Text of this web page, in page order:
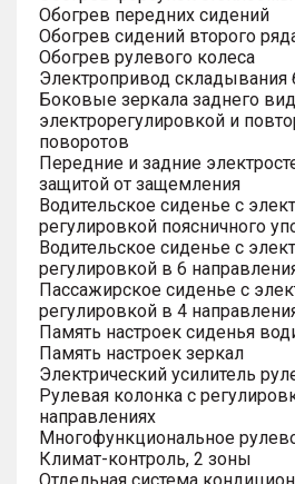
Обогрев передних сидений
Обогрев сидений второго
Обогрев рулевого колеса
Электропривод складывания
Боковые зеркала заднего
электрорегулировкой и
поворотов
Передние и задние
защитой от защемления
Водительское сиденье с
регулировкой поясничного
Водительское сиденье с
регулировкой в 6
Пассажирское сиденье с
регулировкой в 4
Память настроек сиденья
Память настроек зеркал
Электрический усилитель
Рулевая колонка с
направлениях
Многофункциональное
Климат-контроль, 2 зоны
Отдельная система